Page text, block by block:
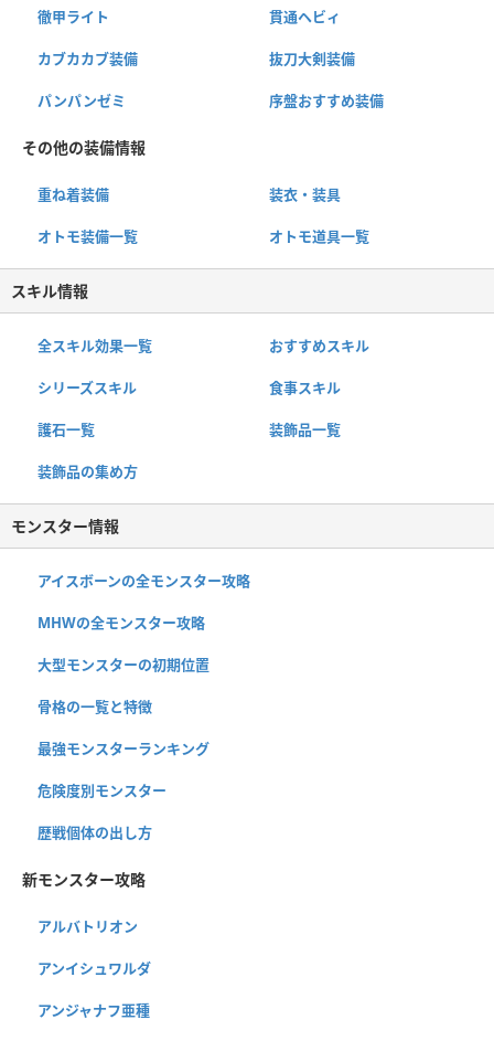
徹甲ライト 貫通ヘビィ
カブカカブ装備 抜刀大剣装備
パンパンゼミ 序盤おすすめ装備
その他の装備情報
重ね着装備 装衣・装具
オトモ装備一覧 オトモ道具一覧
スキル情報
全スキル効果一覧 おすすめスキル
シリーズスキル 食事スキル
護石一覧 装飾品一覧
装飾品の集め方
モンスター情報
アイスボーンの全モンスター攻略
MHWの全モンスター攻略
大型モンスターの初期位置
骨格の一覧と特徴
最強モンスターランキング
危険度別モンスター
歴戦個体の出し方
新モンスター攻略
アルバトリオン
アンイシュワルダ
アンジャナフ亜種